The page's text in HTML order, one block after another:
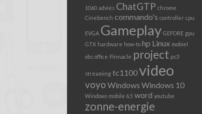
1060 advies ChatGTP chrome
Cinebench commando's controller cpu
EVGA Gameplay GEFORE gpu
GTX hardware how-to hp Linux mobiel
obs office Pinnacle project ps3
streaming tc1100video
voyo Windows Windows 10
Windows mobile 6.5 word youtube
zonne-energie